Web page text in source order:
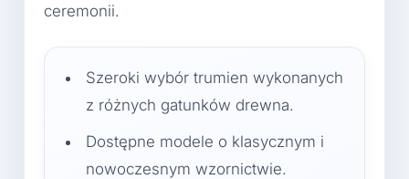
ceremonii.
Szeroki wybór trumien wykonanych
z różnych gatunków drewna.
Dostępne modele o klasycznym i
nowoczesnym wzornictwie.